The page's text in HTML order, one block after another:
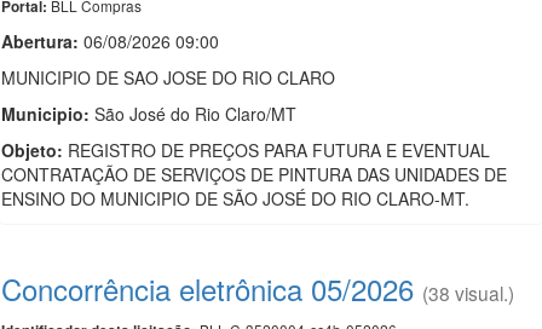
Portal: BLL Compras
Abertura: 06/08/2026 09:00
MUNICIPIO DE SAO JOSE DO RIO CLARO
Municipio: São José do Rio Claro/MT
Objeto: REGISTRO DE PREÇOS PARA FUTURA E EVENTUAL
CONTRATAÇÃO DE SERVIÇOS DE PINTURA DAS UNIDADES DE
ENSINO DO MUNICIPIO DE SÃO JOSÉ DO RIO CLARO-MT.
Concorrência eletrônica 05/2026 (38 visual.)